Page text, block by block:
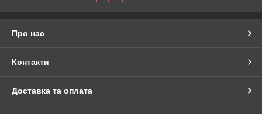
Про нас
Контакти
Доставка та оплата